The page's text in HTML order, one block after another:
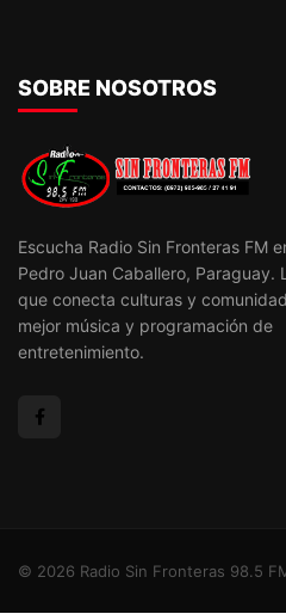
SOBRE NOSOTROS
Escucha Radio Sin Fronteras FM
Pedro Juan Caballero, Paraguay.
que conecta culturas y
mejor música y programación de
entretenimiento.
© 2026 Radio Sin Fronteras 98.5